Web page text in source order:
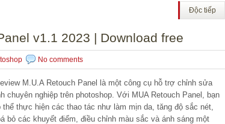
Độc tiếp
v1.1 2023 | Download free
No comments
M.U.A Retouch Panel là một công cụ hỗ trợ chỉnh sửa
chuyên nghiệp trên photoshop. Với MUA Retouch Panel, bạn
thể thực hiện các thao tác như làm mịn da, tăng độ sắc nét,
bỏ các khuyết điểm, điều chỉnh màu sắc và ánh sáng một